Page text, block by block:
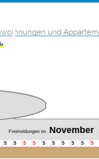
Freimeldungen im November
5 5 5 5 5 5 5 5 5 5